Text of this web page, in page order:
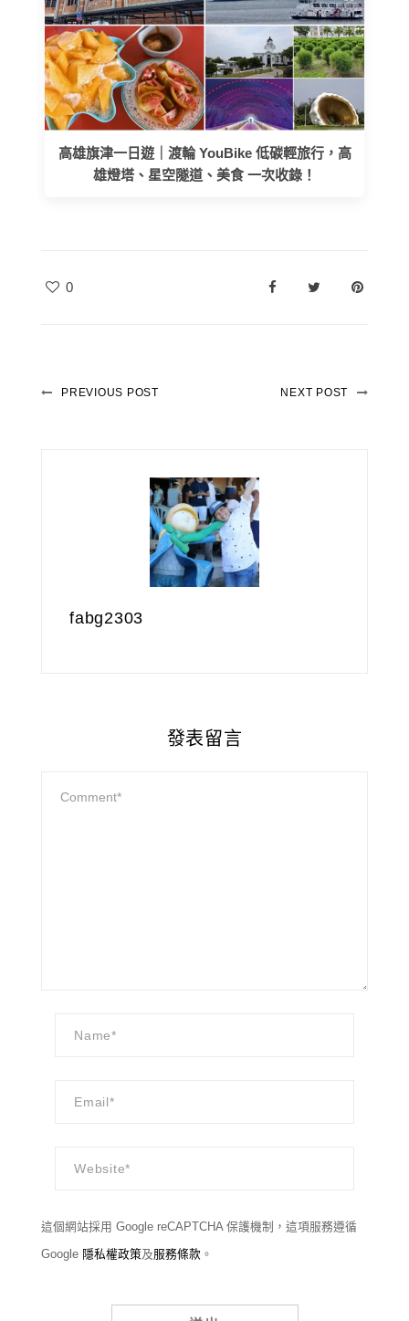
高雄旗津一日遊｜渡輪 YouBike 低碳輕旅行，高
雄燈塔、星空隧道、美食 一次收錄！
0
PREVIOUS POST NEXT POST
fabg2303
發表留言
這個網站採用 Google reCAPTCHA 保護機制，這項服務遵循
Google 隱私權政策及服務條款 。